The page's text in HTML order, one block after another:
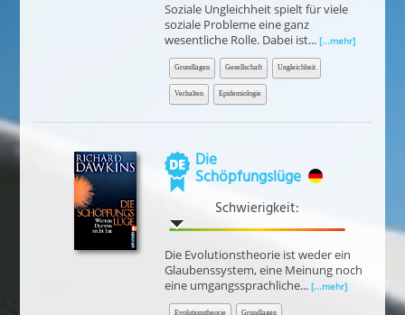
Soziale Ungleichheit spielt für viele
soziale Probleme eine ganz
wesentliche Rolle. Dabei ist... [...mehr]
Grundlagen Gesellschaft Ungleichheit
Verhalten Epidemiologie
Die
Schöpfungslüge
Schwierigkeit:
Die Evolutionstheorie ist weder ein
Glaubenssystem, eine Meinung noch
eine umgangssprachliche... [...mehr]
Evolutionstheorie Grundlagen